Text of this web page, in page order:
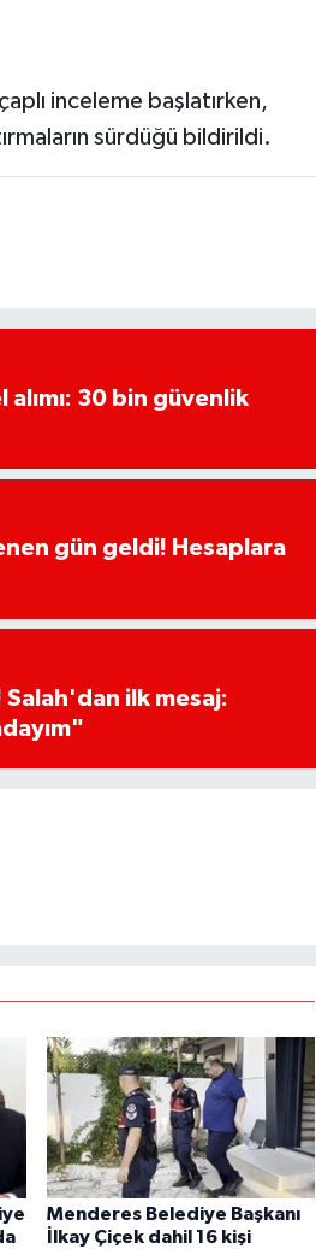
inceleme başlatırken,
sürdüğü bildirildi.
30 bin güvenlik
gün geldi! Hesaplara
ilk mesaj:
Menderes Belediye Başkanı
İlkay Çiçek dahil 16 kişi